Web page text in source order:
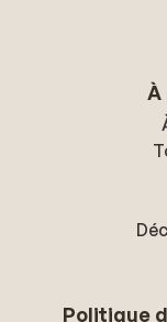
À
Politique